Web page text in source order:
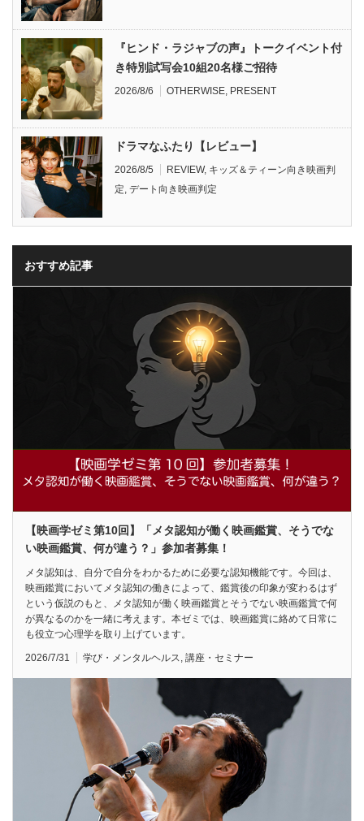
『ヒンド・ラジャブの声』トークイベント付
き特別試写会10組20名様ご招待
2026/8/6 OTHERWISE, PRESENT
ドラマなふたり【レビュー】
2026/8/5 REVIEW, キッズ＆ティーン向き映画判
定, デート向き映画判定
おすすめ記事
【映画学ゼミ第10回】「メタ認知が働く映画鑑賞、そうでな
い映画鑑賞、何が違う？」参加者募集！
メタ認知は、自分で自分をわかるために必要な認知機能です。今回は、
映画鑑賞においてメタ認知の働きによって、鑑賞後の印象が変わるはず
という仮説のもと、メタ認知が働く映画鑑賞とそうでない映画鑑賞で何
が異なるのかを一緒に考えます。本ゼミでは、映画鑑賞に絡めて日常に
も役立つ心理学を取り上げています。
2026/7/31 学び・メンタルヘルス, 講座・セミナー